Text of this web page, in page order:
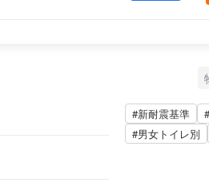
#新耐震基準
#男女トイレ別